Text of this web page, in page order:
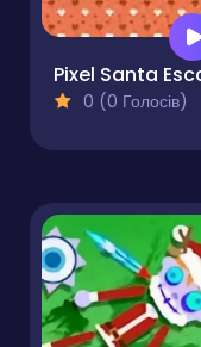
0 (0 Голосів)